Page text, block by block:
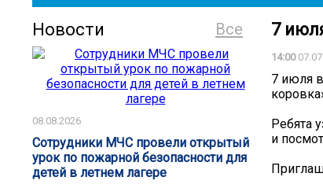
Все
Новости
08.08.2026
Сотрудники МЧС провели открытый
урок по пожарной безопасности для
детей в летнем лагере
7
14:00
7 июля
Ребята
и